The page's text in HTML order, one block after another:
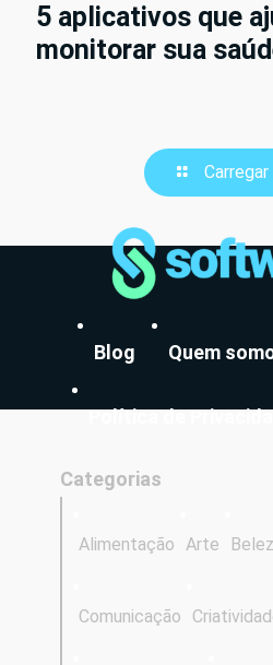
5 aplicativos que
monitorar sua
Carregar
Blog Quem
Política de
Categorias
Alimentação Arte
Comunicação